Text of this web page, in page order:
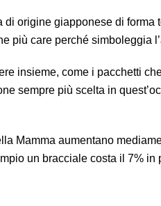
origine giapponese di
più care perché simboleggia
insieme, come i pacchetti
sempre più scelta in
Mamma aumentano
un bracciale costa il 7%